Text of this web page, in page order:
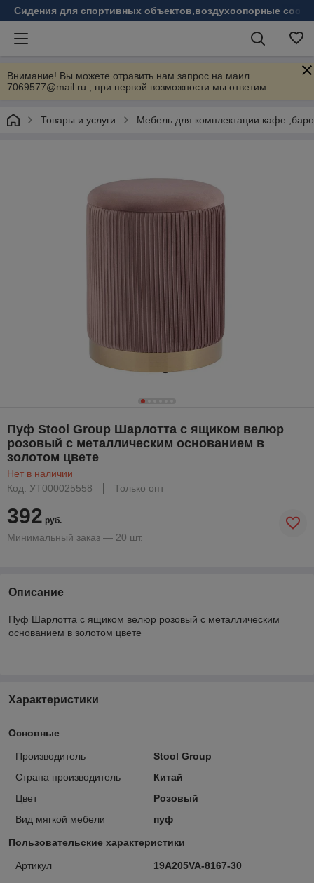
Сидения для спортивных объектов,воздухоопорные
Внимание! Вы можете отравить нам запрос на маил
7069577@mail.ru , при первой возможности мы ответим.
Товары и услуги Мебель для комплектации кафе
Пуф Stool Group Шарлотта с ящиком велюр
розовый с металлическим основанием в
золотом цвете
Нет в наличии
Код: УТ000025558
Только опт
392 руб.
Минимальный заказ — 20 шт.
Описание
Пуф Шарлотта с ящиком велюр розовый с металлическим
основанием в золотом цвете
Характеристики
Основные
Производитель
Stool Group
Страна производитель
Китай
Цвет
Розовый
Вид мягкой мебели
пуф
Пользовательские характеристики
Артикул
19A205VA-8167-30